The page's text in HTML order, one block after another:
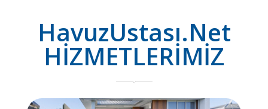
HavuzUstası.Net
HİZMETLERİMİZ